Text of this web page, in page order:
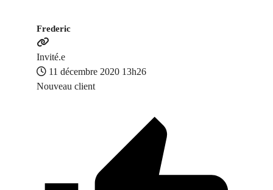
Frederic
Invité.e
11 décembre 2020 13h26
Nouveau client